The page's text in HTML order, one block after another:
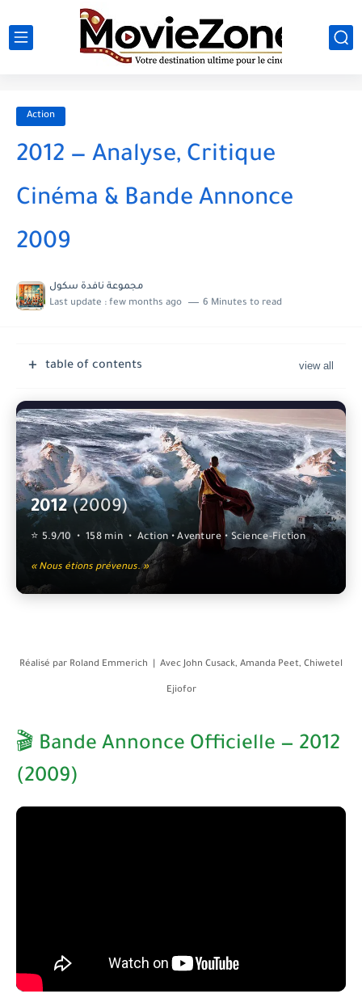
Action
2012 — Analyse, Critique
Cinéma & Bande Annonce
2009
مجموعة نافدة سكول
Last update : few months ago 6 Minutes to read
table of contents
2012(2009)
⭐ 5.9/10 • 158 min • Action • Aventure • Science-Fiction
« Nous étions prévenus. »
Réalisé par Roland Emmerich | Avec John Cusack, Amanda Peet, Chiwetel
Ejiofor
🎬 Bande Annonce Officielle — 2012
(2009)